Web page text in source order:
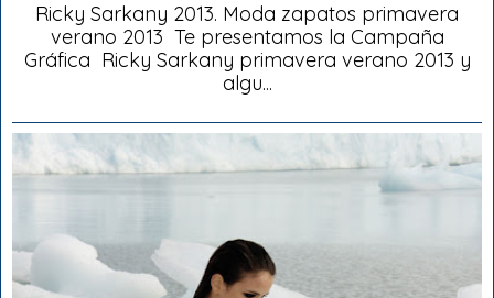
Ricky Sarkany 2013. Moda zapatos primavera
verano 2013 Te presentamos la Campaña
Gráfica Ricky Sarkany primavera verano 2013 y
algu...